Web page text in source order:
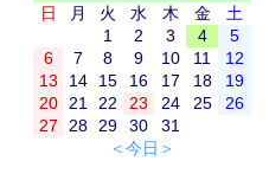
日
月 火 水 木 金
土
1
2 3 4
5
6
7 8 9 10 11
12
13
14 15 16 17 18
19
20
21 22 23 24 25
26
27
28 29 30
31
＜今日＞